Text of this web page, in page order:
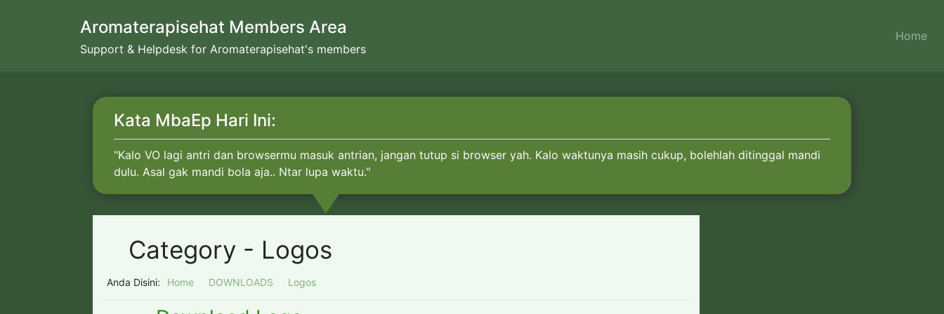
Aromaterapisehat Members Area
Support & Helpdesk for Aromaterapisehat's members
Home
Kata MbaEp Hari Ini:
"Kalo VO lagi antri dan browsermu masuk antrian, jangan tutup si browser yah. Kalo waktunya masih cukup, bolehlah ditinggal mandi
dulu. Asal gak mandi bola aja.. Ntar lupa waktu."
Category - Logos
Anda Disini: Home DOWNLOADS Logos